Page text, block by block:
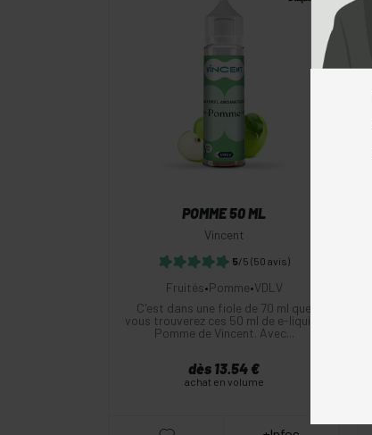
Commander
POMME 50 ML
Vincent
5/5 (50 avis)
Fruités•Pomme•VDLV
C'est dans une fiole de 70 ml que
vous trouverez ces 50 ml de e-liquide
Pomme de Vincent. Avec...
dès 13.54 €
achat en volume